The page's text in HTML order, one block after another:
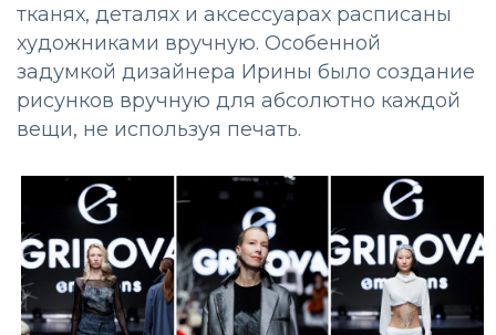
тканях, деталях и аксессуарах расписаны
художниками вручную. Особенной
задумкой дизайнера Ирины было создание
рисунков вручную для абсолютно каждой
вещи, не используя печать.